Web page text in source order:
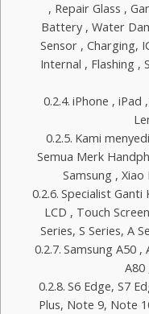
, Repair Glass ,
Battery , Water
Sensor , Charging,
Internal , Flashing ,
iPhone , iPad
Kami
Semua Merk
Samsung ,
Specialist Ganti
LCD , Touch
Series, S Series, A
Samsung A50 ,
A80
S6 Edge, S7
Plus, Note 9, Note